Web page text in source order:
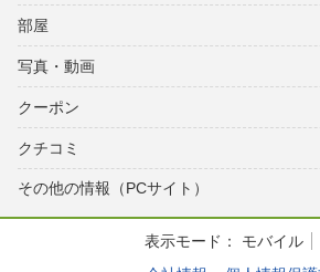
部屋
写真・動画
クーポン
クチコミ
その他の情報（PCサイト）
表示モード： モバイル